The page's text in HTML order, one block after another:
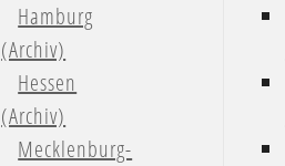
Hamburg
(Archiv)
Hessen
(Archiv)
Mecklenburg-